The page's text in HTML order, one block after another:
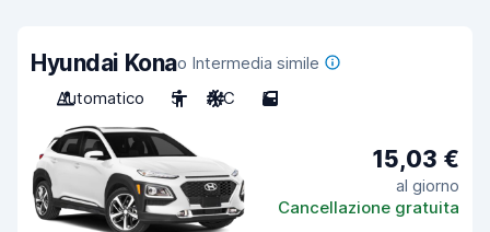
Hyundai Konao Intermedia simile
Automatico
5 A/C 5
15,03 €
al giorno
Cancellazione gratuita